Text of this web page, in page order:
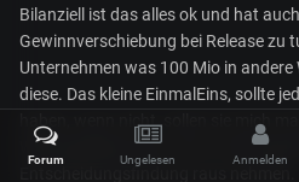
Bilanziell ist das alles ok und hat
Gewinnverschiebung bei Release zu
Unternehmen was 100 Mio in
diese. Das kleine EinmalEins, sollte
haben, wenn nicht, sollen sie mich
Wechselrisiken kann man somit
Forum Ungelesen Anmelden